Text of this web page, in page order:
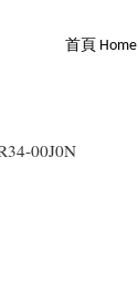
首頁 Home
00J0N